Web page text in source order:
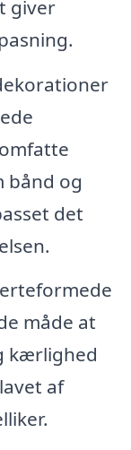
giver
bånd og
det
måde at
kærlighed
af